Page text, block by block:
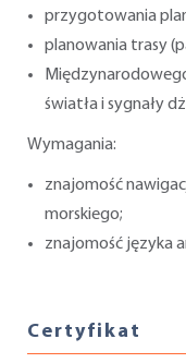
przygotowania
planowania trasy
światła i sygnały
Wymagania:
znajomość
morskiego;
znajomość języka
Certyfikat